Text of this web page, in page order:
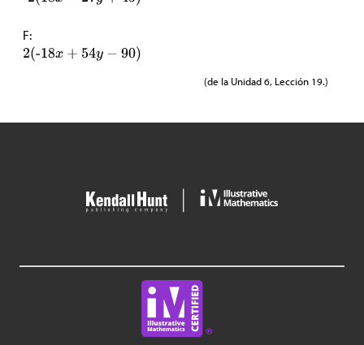
F:
(de la Unidad 6, Lección 19.)